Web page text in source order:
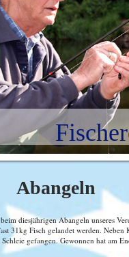
Abangeln
diesjährigen Abangeln unseres
31kg Fisch gelandet werden. Neben
gefangen. Gewonnen hat am